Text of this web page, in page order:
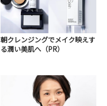
朝クレンジングでメイク映えす
る潤い美肌へ（PR）